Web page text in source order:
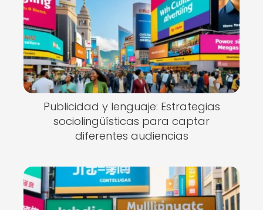
Publicidad y lenguaje: Estrategias
sociolingüísticas para captar
diferentes audiencias